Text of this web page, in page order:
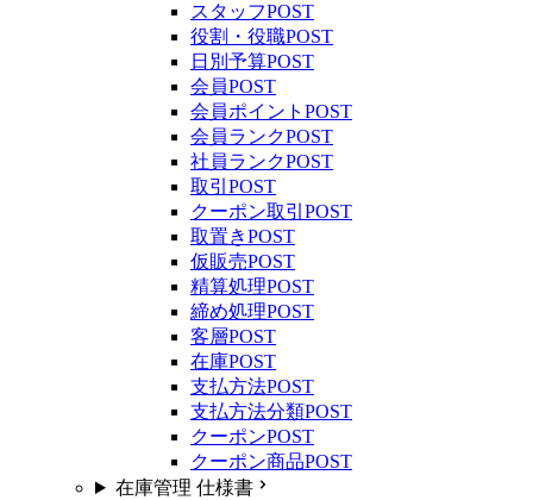
スタッフPOST
役割・役職POST
日別予算POST
会員POST
会員ポイント POST
会員ランクPOST
社員ランクPOST
取引 POST
クーポン取引 POST
取置きPOST
仮販売POST
精算処理POST
締め処理POST
客層POST
在庫POST
支払方法POST
支払方法分類POST
クーポンPOST
クーポン商品POST
在庫管理 仕様書